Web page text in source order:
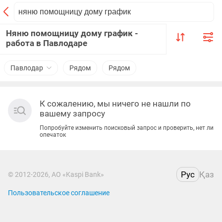
Няню помощницу дому график -
работа в Павлодаре
Павлодар Рядом Рядом
К сожалению, мы ничего не нашли по
вашему запросу
Попробуйте изменить поисковый запрос и проверить, нет ли
опечаток
© 2012-2026, АО «Kaspi Bank» Рус Қаз
Пользовательское соглашение